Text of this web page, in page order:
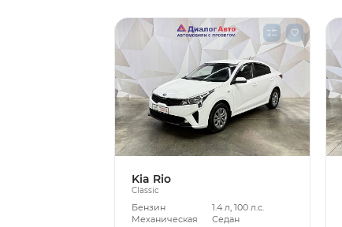
Kia Rio
Classic
Бензин
1.4 л, 100 л.с.
Механическая
Седан